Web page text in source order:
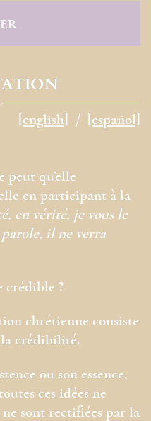
[english] [español]
qu’elle
en participant à la
en vérité, je vous le
il ne verra
crédible ?
chrétienne consiste
crédibilité.
ou son essence,
ces idées ne
sont rectifiées par la